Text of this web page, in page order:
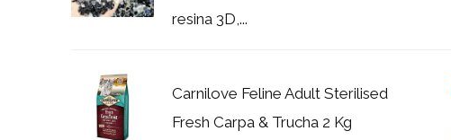
resina 3D,...
Carnilove Feline Adult Sterilised
Fresh Carpa & Trucha 2 Kg